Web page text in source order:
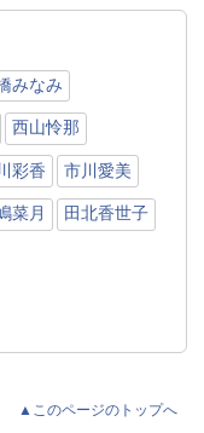
みなみ
西山怜那
彩香 市川愛美
菜月 田北香世子
▲このページのトップへ